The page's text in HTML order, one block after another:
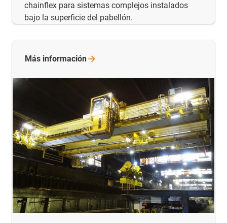
chainflex para sistemas complejos instalados
bajo la superficie del pabellón.
Más información